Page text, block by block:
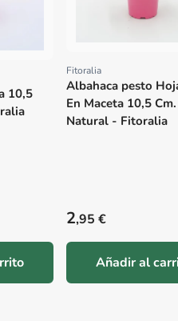
10,5
Proveedor:
Fitoralia
Albahaca pesto
En Maceta 10,5 Cm.
Natural - Fitoralia
Precio habitual
2,95 €
Añadir al